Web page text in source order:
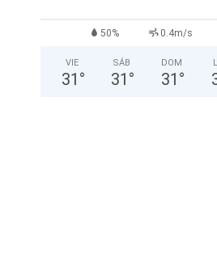
50% 0.4m/s
VIE
31 °
SÁB
31 °
DOM
31 °